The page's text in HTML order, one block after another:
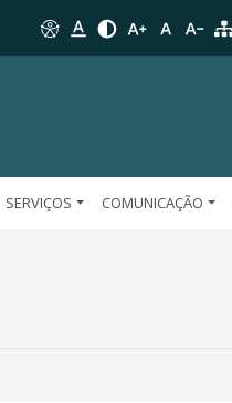
SERVIÇOS COMUNICAÇÃO